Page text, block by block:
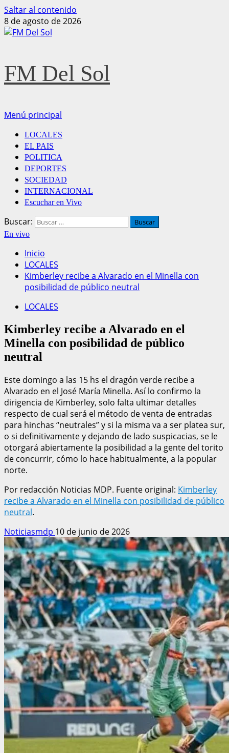
Saltar al contenido
8 de agosto de 2026
FM Del Sol
Menú principal
LOCALES
EL PAIS
POLITICA
DEPORTES
SOCIEDAD
INTERNACIONAL
Escuchar en Vivo
Buscar:
En vivo
Inicio
LOCALES
Kimberley recibe a Alvarado en el Minella con
posibilidad de público neutral
LOCALES
Kimberley recibe a Alvarado en el
Minella con posibilidad de público
neutral
Este domingo a las 15 hs el dragón verde recibe a
Alvarado en el José María Minella. Así lo confirmo la
dirigencia de Kimberley, solo falta ultimar detalles
respecto de cual será el método de venta de entradas
para hinchas “neutrales” y si la misma va a ser platea sur,
o si definitivamente y dejando de lado suspicacias, se le
otorgará abiertamente la posibilidad a la gente del torito
de concurrir, cómo lo hace habitualmente, a la popular
norte.
Por redacción Noticias MDP. Fuente original: Kimberley
recibe a Alvarado en el Minella con posibilidad de público
neutral.
Noticiasmdp 10 de junio de 2026